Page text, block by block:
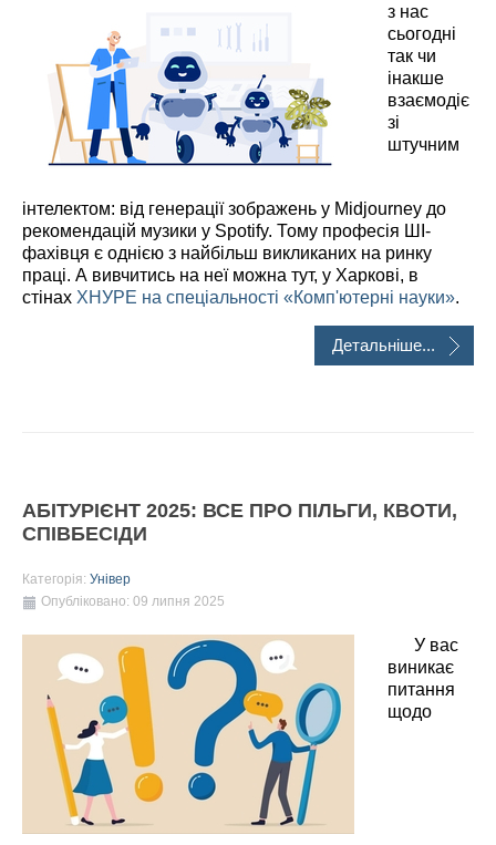
з нас
сьогодні
так чи
інакше
взаємодіє
зі
штучним
інтелектом: від генерації зображень у Midjourney до
рекомендацій музики у Spotify. Тому професія ШІ-
фахівця є однією з найбільш викликаних на ринку
праці. А вивчитись на неї можна тут, у Харкові, в
стінах ХНУРЕ на спеціальності «Комп'ютерні науки».
Детальніше...
АБІТУРІЄНТ 2025: ВСЕ ПРО ПІЛЬГИ, КВОТИ,
СПІВБЕСІДИ
Категорія: Універ
Опубліковано: 09 липня 2025
У вас
виникає
питання
щодо